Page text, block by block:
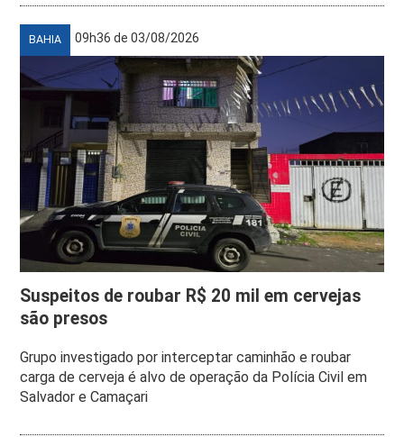
BAHIA 09h36 de 03/08/2026
Suspeitos de roubar R$ 20 mil em cervejas
são presos
Grupo investigado por interceptar caminhão e roubar
carga de cerveja é alvo de operação da Polícia Civil em
Salvador e Camaçari